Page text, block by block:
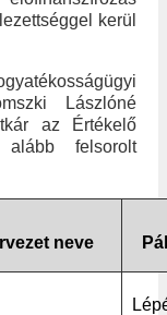
kerül
Lászlóné
az Értékelő
felsorolt
neve